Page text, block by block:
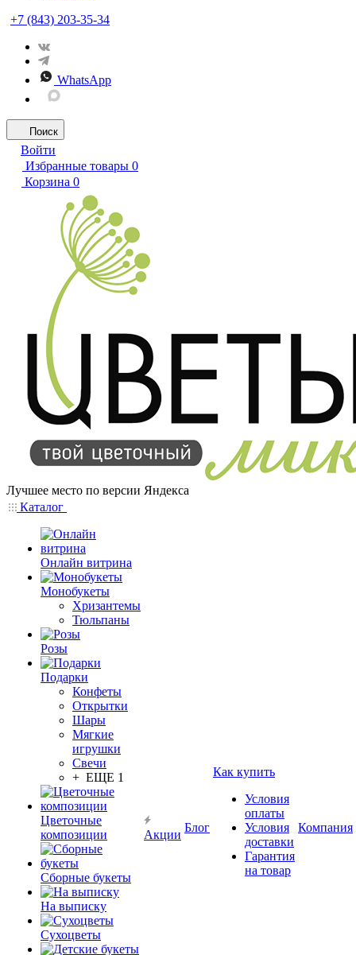
+7 (843) 203-35-34
WhatsApp
Поиск
Войти
Избранные товары 0
Корзина 0
Лучшее место по версии Яндекса
Каталог
Онлайн витрина
Монобукеты
Хризантемы
Тюльпаны
Розы
Подарки
Конфеты
Открытки
Шары
Мягкие
игрушки
Свечи
+ ЕЩЕ 1
Цветочные
композиции
Сборные букеты
На выписку
Сухоцветы
Акции
Блог
Как купить
Условия
оплаты
Условия
доставки
Гарантия
на товар
Компания